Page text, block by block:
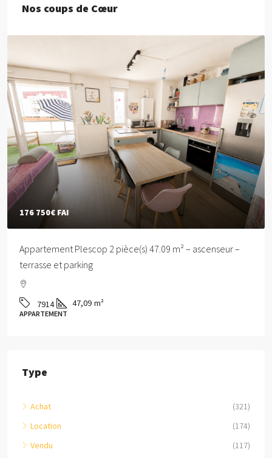
Nos coups de Cœur
176 750€ FAI
Appartement Plescop 2 pièce(s) 47.09 m² – ascenseur –
terrasse et parking
7914 47,09 m²
APPARTEMENT
Type
Achat
(321)
Location
(174)
Vendu
(117)